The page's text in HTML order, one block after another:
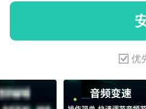
能混合你的音
取】我们独特
中分离出来，
性扩展到视频
格式转换工具
flac、wav 你
优